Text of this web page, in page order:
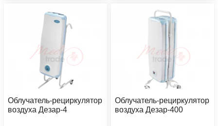
Облучатель-рециркулятор
воздуха Дезар-4
Облучатель-рециркулятор
воздуха Дезар-400